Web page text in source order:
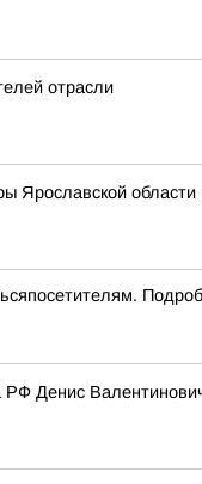
отрасли
Ярославской
РФ Денис